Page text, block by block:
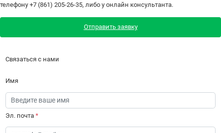
телефону +7 (861) 205-26-35, либо у онлайн консультанта.
Отправить заявку
Связаться с нами
Имя
Эл. почта *